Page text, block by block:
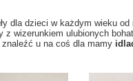
dzieci w każdym wieku
wizerunkiem ulubionych
u na coś dla mamy